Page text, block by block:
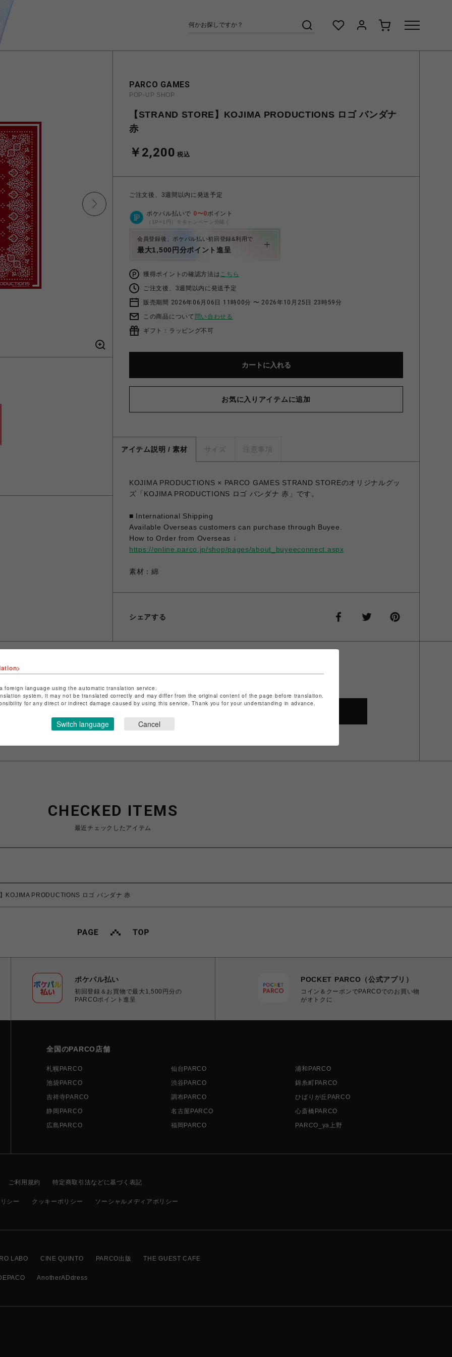
PARCO GAMES
POP-UP SHOP
【STRAND STORE】KOJIMA PRODUCTIONS ロゴ バンダナ
赤
￥2,200 税込
ご注文後、3週間以内に発送予定
ポケパル払いで 0〜0ポイント
（1P=1円）※キャンペーン分除く
会員登録後、ポケパル払い初回登録&利用で
最大1,500円分ポイント進呈
獲得ポイントの確認方法はこちら
ご注文後、3週間以内に発送予定
販売期間 2026年06月06日 11時00分 〜 2026年10月25日 23時59分
この商品について 問い合わせる
ギフト：ラッピング不可
カートに入れる
お気に入りアイテムに追加
アイテム説明 / 素材 サイズ 注意事項
KOJIMA PRODUCTIONS × PARCO GAMES STRAND STOREのオリジナルグッ
ズ「KOJIMA PRODUCTIONS ロゴ バンダナ 赤」です。
■ International Shipping
Available Overseas customers can purchase through Buyee.
How to Order from Overseas ↓
https://online.parco.jp/shop/pages/about_buyeeconnect.aspx
素材：綿
シェアする
ョップ名
PARCO GAMES
舗名
POP-UP SHOP
特定商取引法など法令に基づく表記は
こちら
CHECKED ITEMS
最近チェックしたアイテム
KOJIMA PRODUCTIONS ロゴ バンダナ 赤
ポケパル払い
初回登録＆お買物で最大1,500円分の
PARCOポイント進呈
POCKET PARCO（公式アプリ）
コイン＆クーポンでPARCOでのお買い物
がオトクに
全国のPARCO店舗
札幌PARCO 仙台PARCO
浦和PARCO
池袋PARCO
渋谷PARCO
錦糸町PARCO
吉祥寺PARCO
調布PARCO
ひばりが丘PARCO
静岡PARCO
名古屋PARCO
心斎橋PARCO
広島PARCO
福岡PARCO PARCO_ya上野
ご利用規約 特定商取引法などに基づく表記
シー クッキーポリシー ソーシャルメディアポリシー
LABO CINE QUINTO PARCO出版 THE GUEST CAFE
AnotherADdress
foreign language using the automatic translation service.
system, it may not be translated correctly and may differ from the original content of the page before translation.
for any direct or indirect damage caused by using this service. Thank you for your understanding in advance.
Switch language Cancel